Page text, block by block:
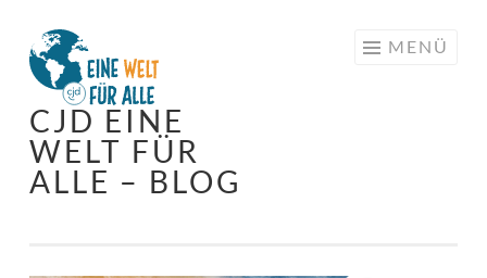
Springe
zum
Inhalt
CJD EINE
WELT FÜR
ALLE – BLOG
MENÜ